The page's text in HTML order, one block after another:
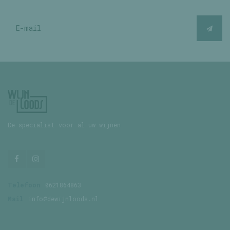
De specialist voor al uw wijnen
0621864863
info@dewijnloods.nl